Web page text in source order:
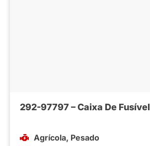
292-97797 – Caixa De Fusível
Agrícola, Pesado